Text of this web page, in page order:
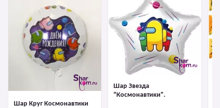
Шар Круг Космонавтики
Шар Звезда
"Космонавтики".